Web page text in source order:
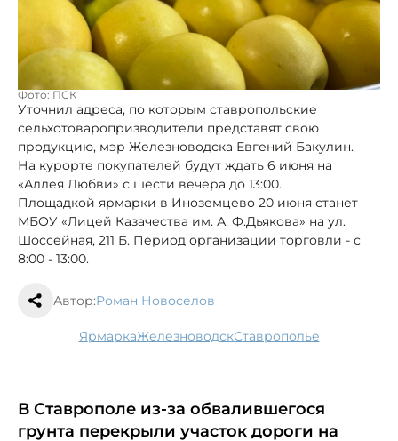
Фото: ПСК
Уточнил адреса, по которым ставропольские
сельхотоваропризводители представят свою
продукцию, мэр Железноводска Евгений Бакулин.
На курорте покупателей будут ждать 6 июня на
«Аллея Любви» с шести вечера до 13:00.
Площадкой ярмарки в Иноземцево 20 июня станет
МБОУ «Лицей Казачества им. А. Ф.Дьякова» на ул.
Шоссейная, 211 Б. Период организации торговли - с
8:00 - 13:00.
Автор:Роман Новоселов
ярмарка Железноводск Ставрополье
В Ставрополе из-за обвалившегося
грунта перекрыли участок дороги на